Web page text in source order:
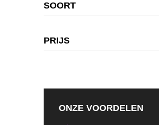
SOORT
PRIJS
ONZE VOORDELEN